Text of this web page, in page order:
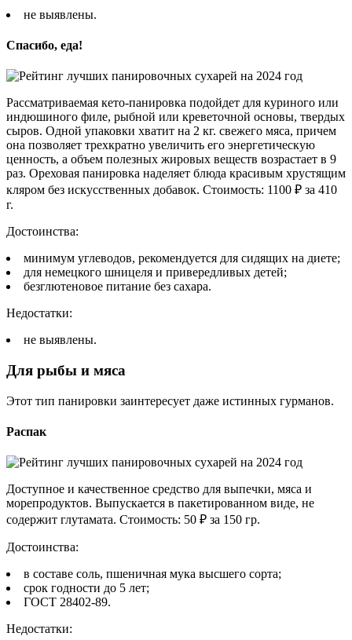
не выявлены.
Спасибо, еда!
Рассматриваемая кето-панировка подойдет для куриного или
индюшиного филе, рыбной или креветочной основы, твердых
сыров. Одной упаковки хватит на 2 кг. свежего мяса, причем
она позволяет трехкратно увеличить его энергетическую
ценность, а объем полезных жировых веществ возрастает в 9
раз. Ореховая панировка наделяет блюда красивым хрустящим
кляром без искусственных добавок. Стоимость: 1100 ₽ за 410
г.
Достоинства:
минимум углеводов, рекомендуется для сидящих на диете;
для немецкого шницеля и привередливых детей;
безглютеновое питание без сахара.
Недостатки:
не выявлены.
Для рыбы и мяса
Этот тип панировки заинтересует даже истинных гурманов.
Распак
Доступное и качественное средство для выпечки, мяса и
морепродуктов. Выпускается в пакетированном виде, не
содержит глутамата. Стоимость: 50 ₽ за 150 гр.
Достоинства:
в составе соль, пшеничная мука высшего сорта;
срок годности до 5 лет;
ГОСТ 28402-89.
Недостатки: